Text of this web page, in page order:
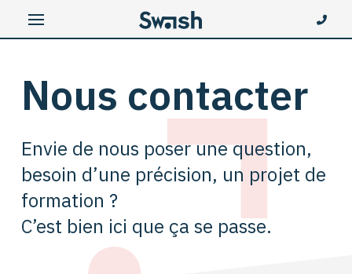
Nous contacter
Envie de nous poser une question,
besoin d’une précision, un projet de
formation ?
C’est bien ici que ça se passe.